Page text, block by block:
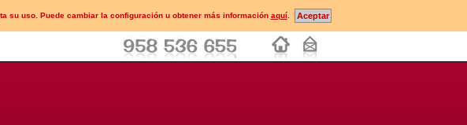
su uso. Puede cambiar la configuración u obtener más información aquí.